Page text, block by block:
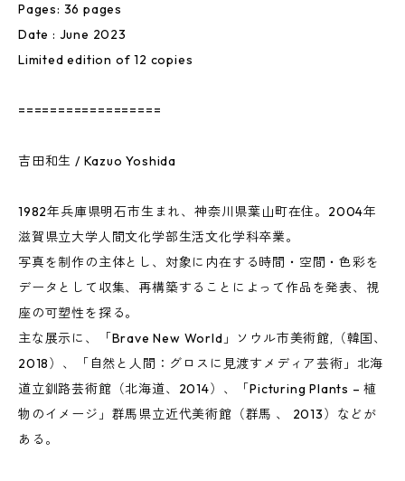
Pages: 36 pages
Date : June 2023
Limited edition of 12 copies
==================
吉田和生 / Kazuo Yoshida
1982年兵庫県明石市生まれ、神奈川県葉山町在住。2004年
滋賀県立大学人間文化学部生活文化学科卒業。
写真を制作の主体とし、対象に内在する時間・空間・色彩を
データとして収集、再構築することによって作品を発表、視
座の可塑性を探る。
主な展示に、「Brave New World」ソウル市美術館,（韓国、
2018）、「自然と人間：グロスに見渡すメディア芸術」北海
道立釧路芸術館（北海道、2014）、「Picturing Plants – 植
物のイメージ」群馬県立近代美術館（群馬 、 2013）などが
ある。